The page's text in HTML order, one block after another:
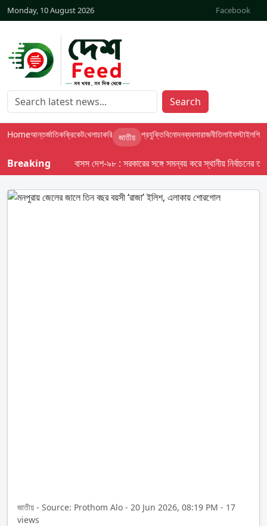
Monday, 10 August 2026 Facebook
Search
Homeআন্তর্জাতিকক্রিকেটখেলাচাকরি জাতীয় প্রযুক্তিবিনোদনব্যবসারাজনীতিলাইফস্টাইলশিক্ষা
Breaking বাসস দেশ-৯৮ : সরকারের সঙ্গে সমন্বয় করে স্থানীয় নির্বাচনের
জাতীয় - Source: Prothom Alo - 20 Jun 2026, 08:19 PM - 17
views